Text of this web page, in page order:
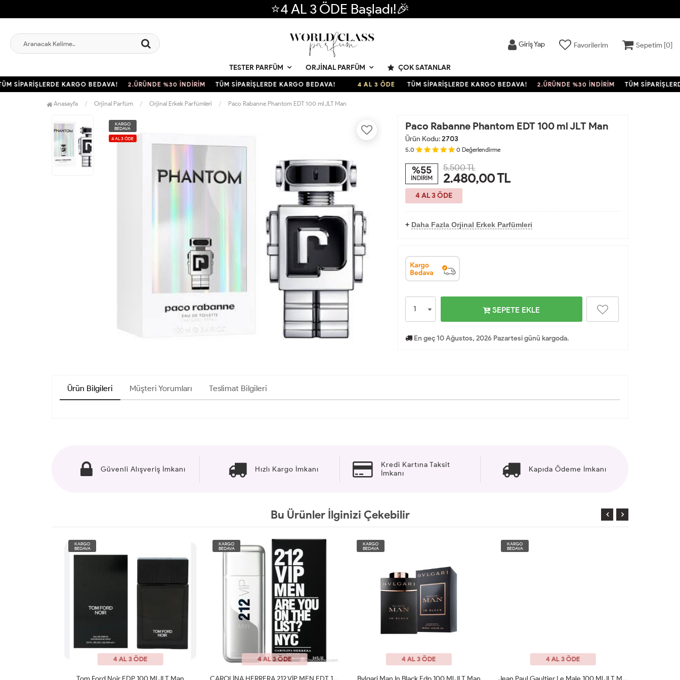
⭐4 AL 3 ÖDE Başladı!🎉
Giriş Yap Favorilerim Sepetim [0]
TESTER PARFÜM ORJINAL PARFÜM ÇOK SATANLAR
KARGO BEDAVA! 2.ÜRÜNDE %30 İNDİRİM TÜM SİPARİŞLERDE KARGO BEDAVA! 4 AL 3 ÖDE TÜM SİPARİŞLERDE KARGO BEDAVA! 2.ÜRÜNDE %30 İNDİRİM TÜM SİPARİŞLERDE
Anasayfa Orjinal Parfüm Orjinal Erkek Parfümleri Paco Rabanne Phantom EDT 100 ml JLT Man
KARGO
BEDAVA
4 AL 3 ÖDE
Paco Rabanne Phantom EDT 100 ml JLT Man
Ürün Kodu:2703
5.0 0 Değerlendirme
%55
İNDİRİM
5.500 TL
2.480,00TL
4 AL 3 ÖDE
+ Daha Fazla Orjinal Erkek Parfümleri
SEPETE EKLE
En geç 10 Ağustos, 2026 Pazartesi günü kargoda.
Ürün Bilgileri Müşteri Yorumları Teslimat Bilgileri
Güvenli Alışveriş İmkanı Hızlı Kargo İmkanı
Kredi Kartına Taksit
İmkanı
Kapıda Ödeme İmkanı
Bu Ürünler İlginizi Çekebilir
KARGO
BEDAVA
4 AL 3 ÖDE
KARGO
BEDAVA
4 AL 3 ÖDE
KARGO
BEDAVA
4 AL 3 ÖDE
KARGO
BEDAVA
4 AL 3 ÖDE